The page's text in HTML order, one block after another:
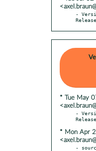
-
Release
* Tue May
-
* Mon Apr
-